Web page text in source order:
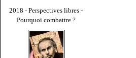
2018 - Perspectives libres -
Pourquoi combattre ?